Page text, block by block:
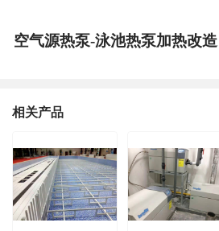
空气源热泵-泳池热泵加热改造
相关产品